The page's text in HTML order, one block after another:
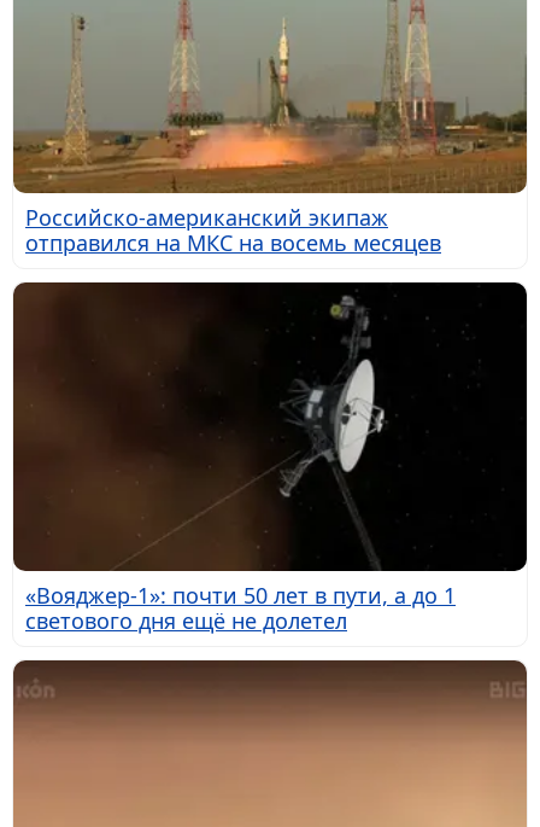
Российско-американский экипаж
отправился на МКС на восемь месяцев
«Вояджер-1»: почти 50 лет в пути, а до 1
светового дня ещё не долетел